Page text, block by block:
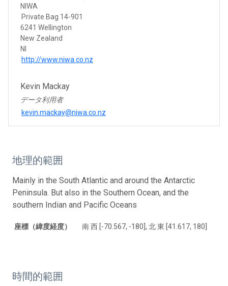
NIWA
Private Bag 14-901
6241 Wellington
New Zealand
NI
http://www.niwa.co.nz
Kevin Mackay
データ利用者
kevin.mackay@niwa.co.nz
地理的範囲
Mainly in the South Atlantic and around the Antarctic
Peninsula. But also in the Southern Ocean, and the
southern Indian and Pacific Oceans
座標（緯度経度） 南 西 [-70.567, -180], 北 東 [41.617, 180]
時間的範囲